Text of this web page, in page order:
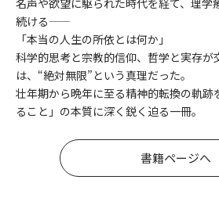
名声や欲望に駆られた時代を経て、理学
続ける――
「本当の人生の所依とは何か」
科学的思考と宗教的信仰、哲学と実存が
は、“絶対無限”という真理だった。
壮年期から晩年に至る精神的転換の軌跡
ること」の本質に深く鋭く迫る一冊。
書籍ページへ